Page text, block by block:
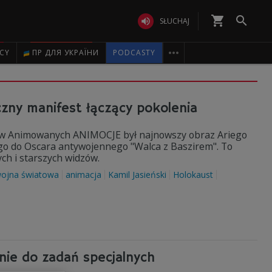
 SŁUCHAJ shopping_cart 
ПР ДЛЯ УКРАЇНИ PODCASTY 
manifest łączący pokolenia
ANIMOCJE był najnowszy obraz Ariego
do Oscara antywojennego "Walca z Baszirem". To
i starszych widzów.
światowa animacja Kamil Jasieński Holokaust
do zadań specjalnych